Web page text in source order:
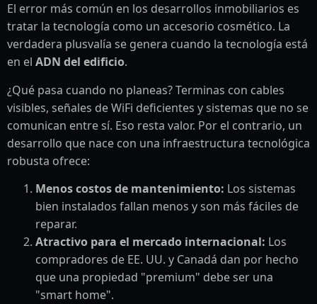
El error más común en los desarrollos inmobiliarios es
tratar la tecnología como un accesorio cosmético. La
verdadera plusvalía se genera cuando la tecnología está
en el ADN del edificio.
¿Qué pasa cuando no planeas? Terminas con cables
visibles, señales de WiFi deficientes y sistemas que no se
comunican entre sí. Eso resta valor. Por el contrario, un
desarrollo que nace con una infraestructura tecnológica
robusta ofrece:
Menos costos de mantenimiento: Los sistemas
bien instalados fallan menos y son más fáciles de
reparar.
Atractivo para el mercado internacional: Los
compradores de EE. UU. y Canadá dan por hecho
que una propiedad "premium" debe ser una
"smart home".